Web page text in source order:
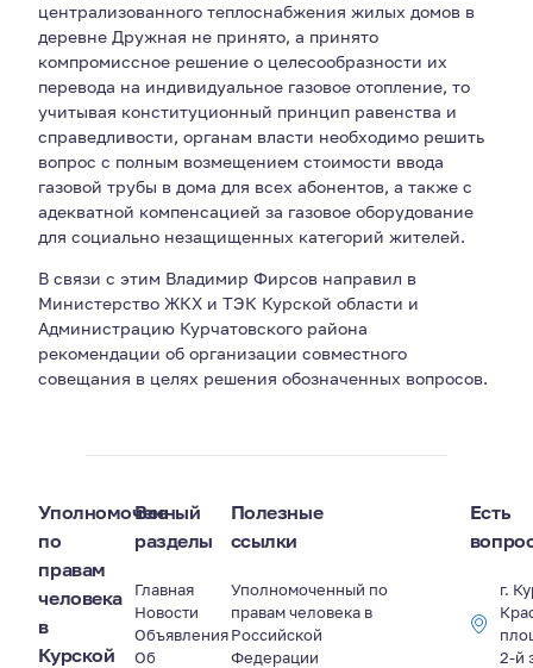
централизованного теплоснабжения жилых домов в
деревне Дружная не принято, а принято
компромиссное решение о целесообразности их
перевода на индивидуальное газовое отопление, то
учитывая конституционный принцип равенства и
справедливости, органам власти необходимо решить
вопрос с полным возмещением стоимости ввода
газовой трубы в дома для всех абонентов, а также с
адекватной компенсацией за газовое оборудование
для социально незащищенных категорий жителей.
В связи с этим Владимир Фирсов направил в
Министерство ЖКХ и ТЭК Курской области и
Администрацию Курчатовского района
рекомендации об организации совместного
совещания в целях решения обозначенных вопросов.
Уполномоченный
по
правам
человека
в
Курской
Все
разделы
Главная
Новости
Объявления
Об
Полезные
ссылки
Уполномоченный по
правам человека в
Российской
Федерации
Есть
г.
2-й